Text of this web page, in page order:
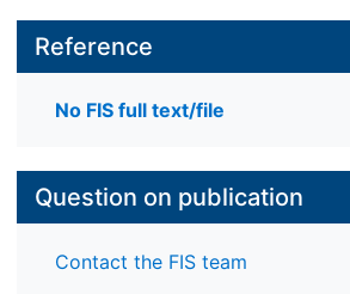
Reference
No FIS full text/file
Question on publication
Contact the FIS team